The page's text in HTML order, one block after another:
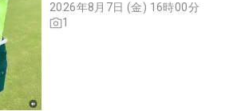
2026年8月7日 (金) 16時00分
1